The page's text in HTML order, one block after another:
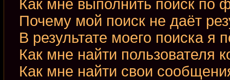
Как мне выполнить поиск
Почему мой поиск не даёт
В результате моего поиска я
Как мне найти пользователя
Как мне найти свои